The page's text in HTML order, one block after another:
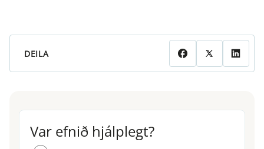
DEILA
Var efnið hjálplegt?
Var efnið hjálplegt?